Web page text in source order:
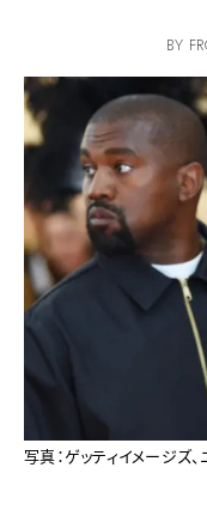
BY
写真：ゲッティイメージズ